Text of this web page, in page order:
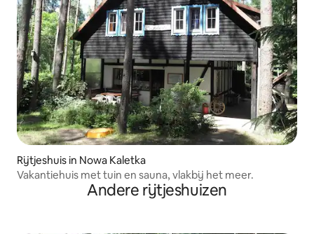
Rijtjeshuis in Nowa Kaletka
Vakantiehuis met tuin en sauna, vlakbij het meer.
Andere rijtjeshuizen